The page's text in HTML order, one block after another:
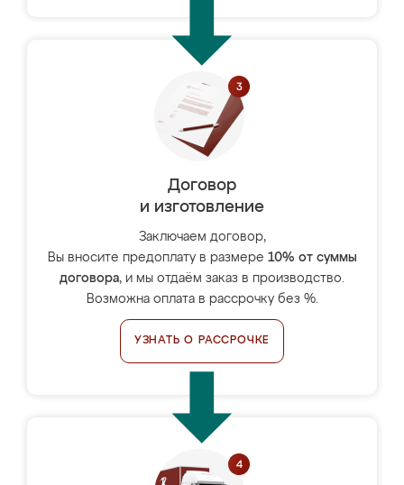
Договор
и изготовление
Заключаем договор,
Вы вносите предоплату в размере 10% от суммы
договора, и мы отдаём заказ в производство.
Возможна оплата в рассрочку без %.
УЗНАТЬ О РАССРОЧКЕ